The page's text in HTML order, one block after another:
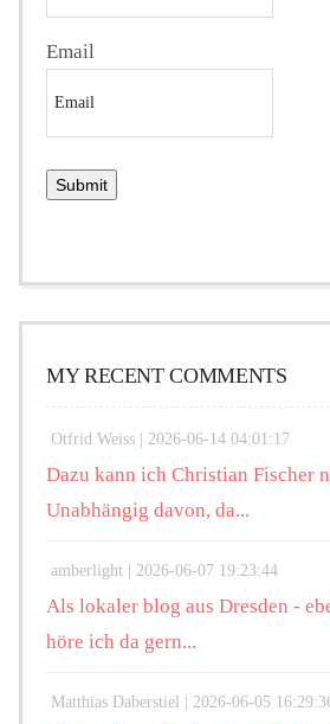
Email
MY RECENT COMMENTS
Otfrid Weiss | 2026-06-14 04:01:17
Dazu kann ich Christian Fischer
Unabhängig davon, da...
amberlight | 2026-06-07 19:23:44
Als lokaler blog aus Dresden -
höre ich da gern...
Matthias Daberstiel | 2026-06-05